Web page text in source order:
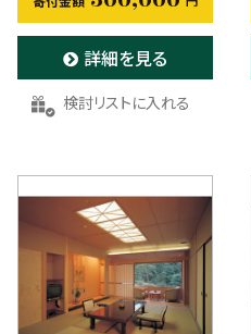
詳細を見る
お気に入りに登録する